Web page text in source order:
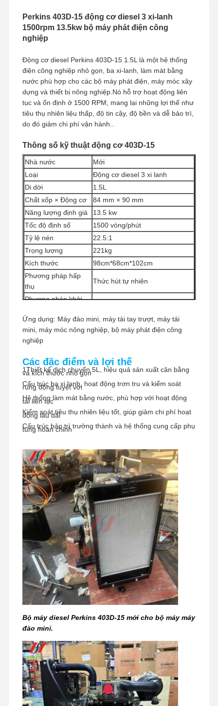
Nhà Sản Phẩm
Buổi Trình
Diễn VR
Về Chúng
Tôi
Chuyến
Tham Quan
Nhà Máy
Kiểm Soát
Chất Lượng
Liên Hệ Với
Chúng Tôi
Tin Tức
Các Trường
Hợp
động cơ Perkins
Động cơ Yanmar
động cơ Kubota
Động cơ Isuzu
Perkins 403D-15 động cơ diesel 3 xi-lanh
1500rpm 13.5kw bộ máy phát điện công
nghiệp
Động cơ diesel Perkins 403D-15 1.5L là một hệ thống
điện công nghiệp nhỏ gọn, ba xi-lanh, làm mát bằng
nước phù hợp cho các bộ máy phát điện, máy móc xây
dựng và thiết bị nông nghiệp.Nó hỗ trợ hoạt động liên
tục và ổn định ở 1500 RPM, mang lại những lợi thế như
tiêu thụ nhiên liệu thấp, độ tin cậy, độ bền và dễ bảo trì,
do đó giảm chi phí vận hành..
Thông số kỹ thuật động cơ 403D-15
Nhà nước
Mới
Loại
Động cơ diesel 3 xi lanh
Di dời
1.5L
Chất xốp × Động cơ
84 mm × 90 mm
Năng lượng định giá
13.5 kw
Tốc độ định số
1500 vòng/phút
Tỷ lệ nén
22.5:1
Trọng lượng
221kg
Kích thước
98cm*68cm*102cm
Phương pháp hấp
thụ
Thức hút tự nhiên
Phương pháp khởi
Số lượng đặt hàng
tối thiểu
1 miếng
Phương pháp thanh
toán
Phương pháp vận
chuyển
UPS / DHL / EMS / TNT / FedEx
Ứng dụng: Máy đào mini, máy tải tay trượt, máy tải
mini, máy móc nông nghiệp, bộ máy phát điện công
nghiệp
Các đặc điểm và lợi thế
1Thiết kế dịch chuyển.5L, hiệu quả sản xuất cân bằng
và kích thước nhỏ gọn
Cấu trúc ba xi lanh, hoạt động trơn tru và kiểm soát
rung động tuyệt vời
Hệ thống làm mát bằng nước, phù hợp với hoạt động
tải liên tục
Kiểm soát tiêu thụ nhiên liệu tốt, giúp giảm chi phí hoạt
động lâu dài
Cấu trúc bảo trì trưởng thành và hệ thống cung cấp phụ
tùng hoàn chỉnh
Bộ máy diesel Perkins 403D-15 mới cho bộ máy máy
đào mini.